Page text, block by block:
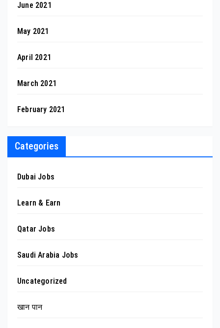
June 2021
May 2021
April 2021
March 2021
February 2021
Categories
Dubai Jobs
Learn & Earn
Qatar Jobs
Saudi Arabia Jobs
Uncategorized
खान पान